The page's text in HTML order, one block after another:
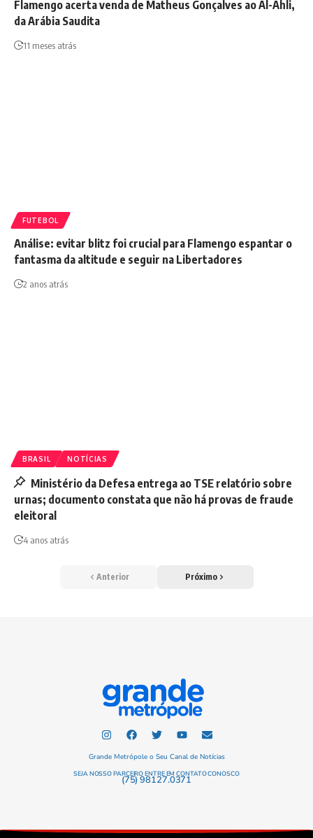
Flamengo acerta venda de Matheus Gonçalves ao Al-Ahli,
da Arábia Saudita
11 meses atrás
FUTEBOL
Análise: evitar blitz foi crucial para Flamengo espantar o
fantasma da altitude e seguir na Libertadores
2 anos atrás
BRASIL NOTÍCIAS
Ministério da Defesa entrega ao TSE relatório sobre
urnas; documento constata que não há provas de fraude
eleitoral
4 anos atrás
Anterior Próximo
Grande Metrópole o Seu Canal de Notícias
SEJA NOSSO PARCEIRO ENTRE EM CONTATO CONOSCO
(75) 98127.0371